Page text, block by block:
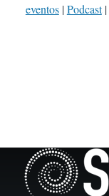
eventos|Podcast|